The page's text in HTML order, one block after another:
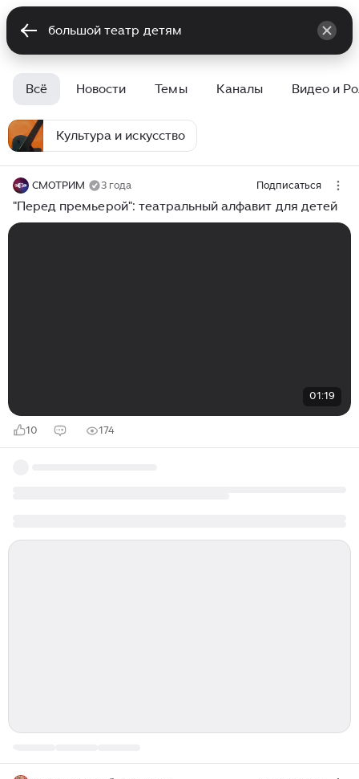
Всё Новости Темы Каналы Видео и
Культура и искусство
СМОТРИМ 3 года Подписаться
"Перед премьерой": театральный алфавит для детей
01:19
10 174